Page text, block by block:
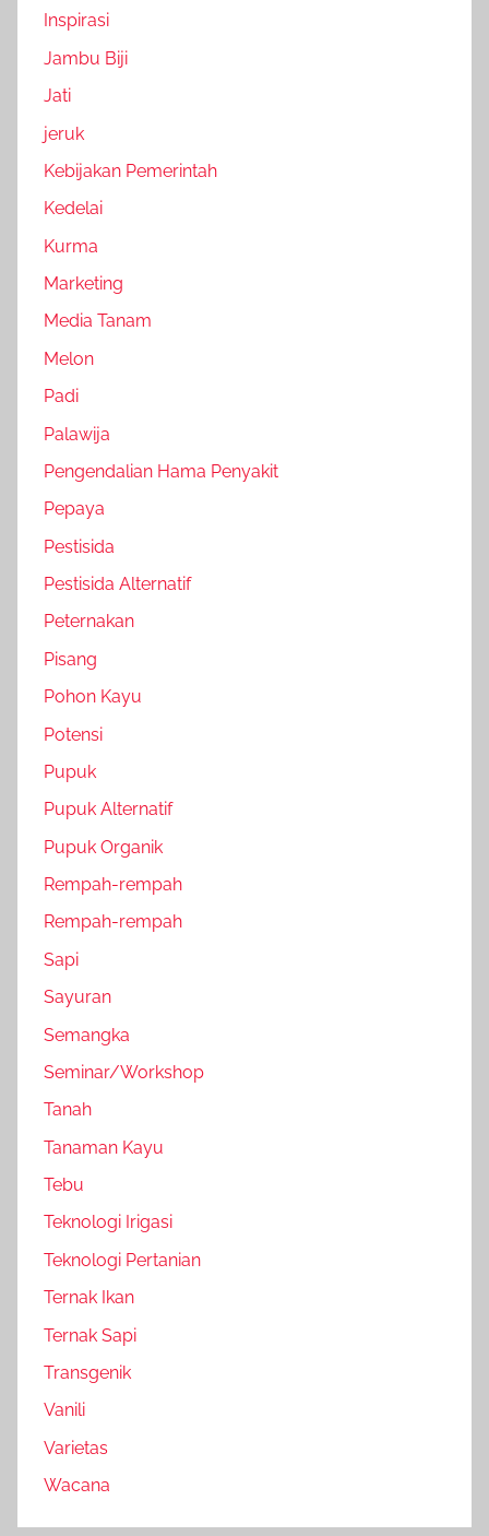
Inspirasi
Jambu Biji
Jati
jeruk
Kebijakan Pemerintah
Kedelai
Kurma
Marketing
Media Tanam
Melon
Padi
Palawija
Pengendalian Hama Penyakit
Pepaya
Pestisida
Pestisida Alternatif
Peternakan
Pisang
Pohon Kayu
Potensi
Pupuk
Pupuk Alternatif
Pupuk Organik
Rempah-rempah
Rempah-rempah
Sapi
Sayuran
Semangka
Seminar/Workshop
Tanah
Tanaman Kayu
Tebu
Teknologi Irigasi
Teknologi Pertanian
Ternak Ikan
Ternak Sapi
Transgenik
Vanili
Varietas
Wacana